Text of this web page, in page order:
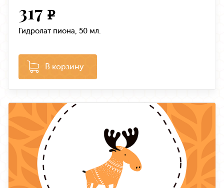
317 e
Гидролат пиона, 50 мл.
В корзину